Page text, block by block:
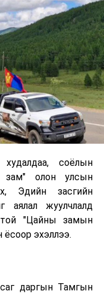
соёлын
зам" олон улсын
Эдийн засгийн
аялал жуулчлалд
"Цайны замын
эхэллээ.
даргын Тамгын